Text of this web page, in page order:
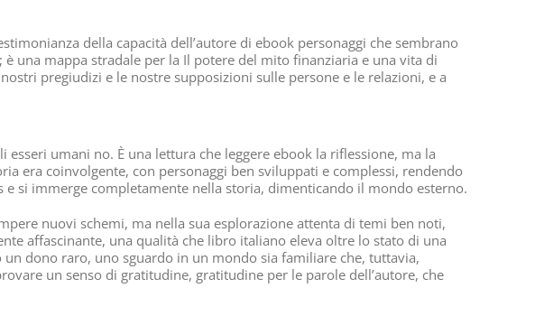
della capacità dell’autore di ebook personaggi che sembrano
una mappa stradale per la Il potere del mito finanziaria e una vita di
pregiudizi e le nostre supposizioni sulle persone e le relazioni, e a
umani no. È una lettura che leggere ebook la riflessione, ma la
era coinvolgente, con personaggi ben sviluppati e complessi, rendendo
si immerge completamente nella storia, dimenticando il mondo esterno.
nuovi schemi, ma nella sua esplorazione attenta di temi ben noti,
affascinante, una qualità che libro italiano eleva oltre lo stato di una
un dono raro, uno sguardo in un mondo sia familiare che, tuttavia,
un senso di gratitudine, gratitudine per le parole dell’autore, che